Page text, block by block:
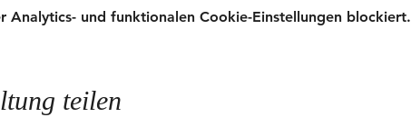
Analytics- und funktionalen Cookie-Einstellungen blockiert.
teilen